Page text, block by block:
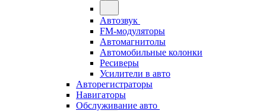
Автозвук
FM-модуляторы
Автомагнитолы
Автомобильные колонки
Ресиверы
Усилители в авто
Авторегистраторы
Навигаторы
Обслуживание авто